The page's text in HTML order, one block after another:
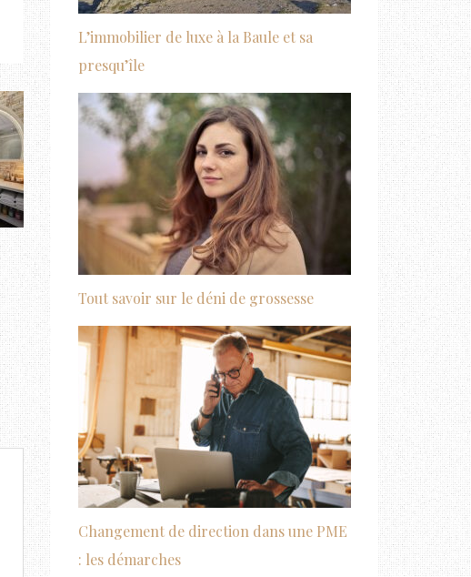
L’immobilier de luxe à la Baule et sa
presqu’île
Tout savoir sur le déni de grossesse
Changement de direction dans une PME
: les démarches